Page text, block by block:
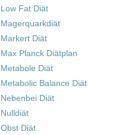
Low Fat Diät
Magerquarkdiät
Markert Diät
Max Planck Diätplan
Metabole Diät
Metabolic Balance Diät
Nebenbei Diät
Nulldiät
Obst Diät